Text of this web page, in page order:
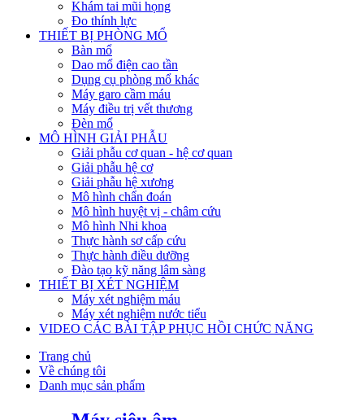
Khám tai mũi họng
Đo thính lực
THIẾT BỊ PHÒNG MỔ
Bàn mổ
Dao mổ điện cao tần
Dụng cụ phòng mổ khác
Máy garo cầm máu
Máy điều trị vết thương
Đèn mổ
MÔ HÌNH GIẢI PHẪU
Giải phẫu cơ quan - hệ cơ quan
Giải phẫu hệ cơ
Giải phẫu hệ xương
Mô hình chẩn đoán
Mô hình huyệt vị - châm cứu
Mô hình Nhi khoa
Thực hành sơ cấp cứu
Thực hành điều dưỡng
Đào tạo kỹ năng lâm sàng
THIẾT BỊ XÉT NGHIỆM
Máy xét nghiệm máu
Máy xét nghiệm nước tiểu
VIDEO CÁC BÀI TẬP PHỤC HỒI CHỨC NĂNG
Trang chủ
Về chúng tôi
Danh mục sản phẩm